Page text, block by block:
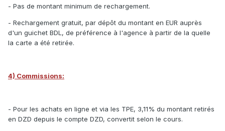
- Pas de montant minimum de rechargement.
- Rechargement gratuit, par dépôt du montant en EUR auprès
d'un guichet BDL, de préférence à l'agence à partir de la quelle
la carte a été retirée.
4) Commissions:
- Pour les achats en ligne et via les TPE, 3,11% du montant retirés
en DZD depuis le compte DZD, convertit selon le cours.